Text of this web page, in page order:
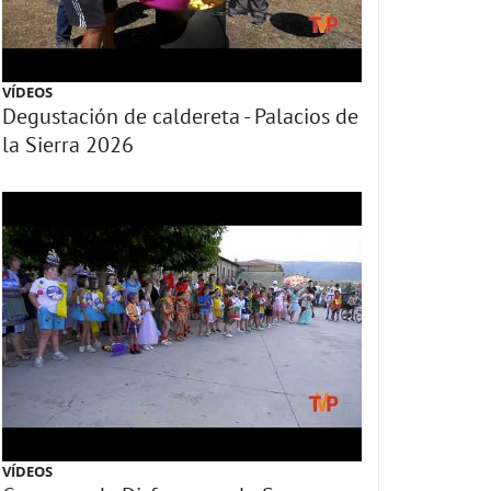
VÍDEOS
Degustación de caldereta - Palacios de
la Sierra 2026
VÍDEOS